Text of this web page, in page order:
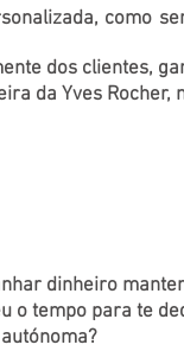
como
dos clientes,
da Yves
dinheiro
o tempo para te